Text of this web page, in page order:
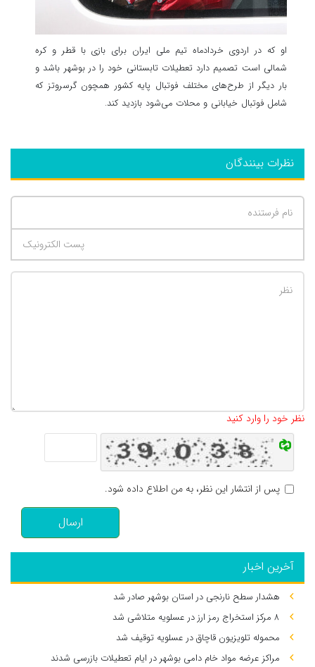
او که در اردوی خردادماه تیم ملی ایران برای بازی با قطر و کره
شمالی است تصمیم دارد تعطیلات تابستانی خود را در بوشهر باشد و
بار دیگر از طرح‌های مختلف فوتبال پایه کشور همچون گرسروتز که
شامل فوتبال خیابانی و محلات می‌شود بازدید کند.
نظرات بینندگان
نظر خود را وارد کنید
پس از انتشار این نظر، به من اطلاع داده شود.
ارسال
آخرین اخبار
هشدار سطح نارنجی در استان بوشهر صادر شد
۸ مرکز استخراج رمز ارز در عسلویه متلاشی شد
محموله تلویزیون قاچاق در عسلویه توقیف شد
مراکز عرضه مواد خام دامی بوشهر در ایام تعطیلات بازرسی شدند